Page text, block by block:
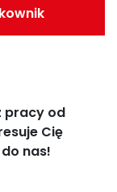
pracy od
Cię
nas!